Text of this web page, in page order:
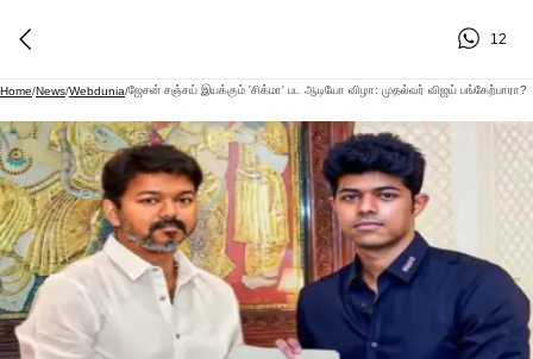
12
Home/News/Webdunia/ஜேசன் சஞ்சய் இயக்கும் 'சிக்மா' பட ஆடியோ விழா: முதல்வர் விஜய் பங்கேற்பாரா?